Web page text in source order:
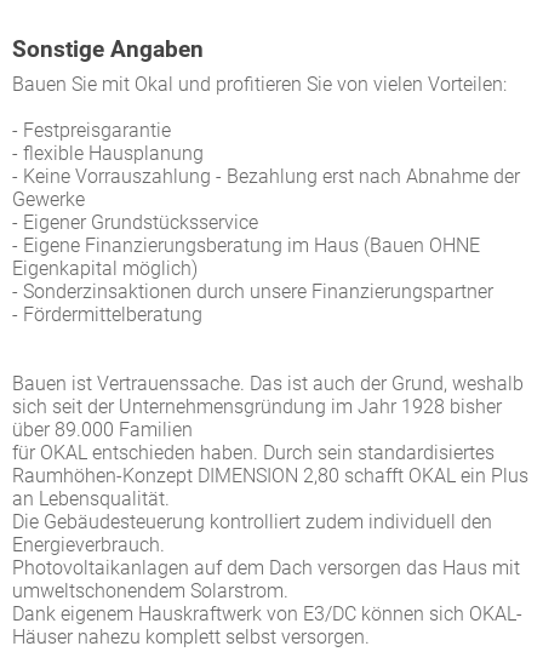
Sonstige Angaben
Bauen Sie mit Okal und profitieren Sie von vielen Vorteilen:
- Festpreisgarantie
- flexible Hausplanung
- Keine Vorrauszahlung - Bezahlung erst nach Abnahme der
Gewerke
- Eigener Grundstücksservice
- Eigene Finanzierungsberatung im Haus (Bauen OHNE
Eigenkapital möglich)
- Sonderzinsaktionen durch unsere Finanzierungspartner
- Fördermittelberatung
Bauen ist Vertrauenssache. Das ist auch der Grund, weshalb
sich seit der Unternehmensgründung im Jahr 1928 bisher
über 89.000 Familien
für OKAL entschieden haben. Durch sein standardisiertes
Raumhöhen-Konzept DIMENSION 2,80 schafft OKAL ein Plus
an Lebensqualität.
Die Gebäudesteuerung kontrolliert zudem individuell den
Energieverbrauch.
Photovoltaikanlagen auf dem Dach versorgen das Haus mit
umweltschonendem Solarstrom.
Dank eigenem Hauskraftwerk von E3/DC können sich OKAL-
Häuser nahezu komplett selbst versorgen.